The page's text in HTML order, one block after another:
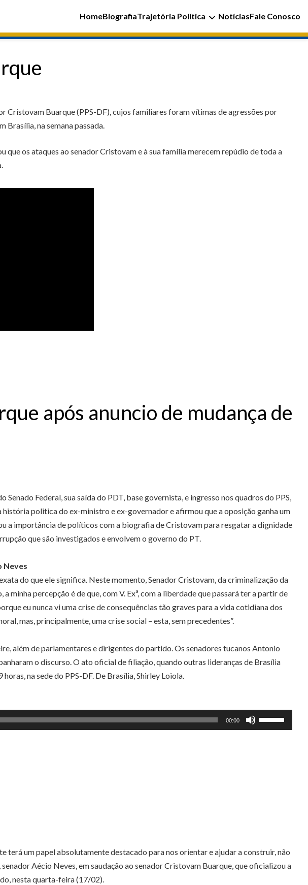
HomeBiografiaTrajetória Política NotíciasFale Conosco
Cristovam Buarque (PPS-DF), cujos familiares foram vítimas de agressões por
Brasília, na semana passada.
os ataques ao senador Cristovam e à sua família merecem repúdio de toda a
após anuncio de mudança de
Federal, sua saída do PDT, base governista, e ingresso nos quadros do PPS,
politica do ex-ministro e ex-governador e afirmou que a oposição ganha um
a importância de políticos com a biografia de Cristovam para resgatar a dignidade
que são investigados e envolvem o governo do PT.
Neves
do que ele significa. Neste momento, Senador Cristovam, da criminalização da
percepção é de que, com V. Exª, com a liberdade que passará ter a partir de
eu nunca vi uma crise de consequências tão graves para a vida cotidiana dos
mas, principalmente, uma crise social – esta, sem precedentes”.
além de parlamentares e dirigentes do partido. Os senadores tucanos Antonio
o discurso. O ato oficial de filiação, quando outras lideranças de Brasília
na sede do PPS-DF. De Brasília, Shirley Loiola.
00:00
Use
as
ou
diminuir
terá um papel absolutamente destacado para nos orientar e ajudar a construir, não
Aécio Neves, em saudação ao senador Cristovam Buarque, que oficializou a
nesta quarta-feira (17/02).